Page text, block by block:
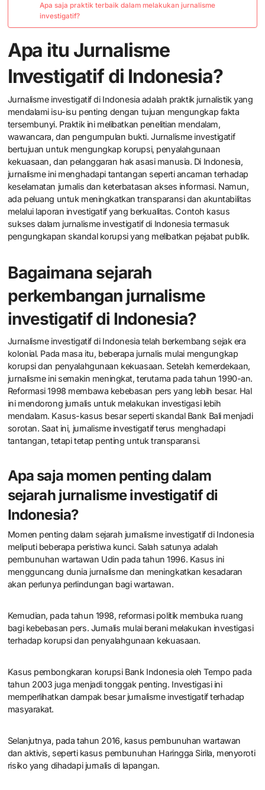
Apa saja praktik terbaik dalam melakukan jurnalisme
investigatif?
Apa itu Jurnalisme
Investigatif di Indonesia?
Jurnalisme investigatif di Indonesia adalah praktik jurnalistik yang
mendalami isu-isu penting dengan tujuan mengungkap fakta
tersembunyi. Praktik ini melibatkan penelitian mendalam,
wawancara, dan pengumpulan bukti. Jurnalisme investigatif
bertujuan untuk mengungkap korupsi, penyalahgunaan
kekuasaan, dan pelanggaran hak asasi manusia. Di Indonesia,
jurnalisme ini menghadapi tantangan seperti ancaman terhadap
keselamatan jurnalis dan keterbatasan akses informasi. Namun,
ada peluang untuk meningkatkan transparansi dan akuntabilitas
melalui laporan investigatif yang berkualitas. Contoh kasus
sukses dalam jurnalisme investigatif di Indonesia termasuk
pengungkapan skandal korupsi yang melibatkan pejabat publik.
Bagaimana sejarah
perkembangan jurnalisme
investigatif di Indonesia?
Jurnalisme investigatif di Indonesia telah berkembang sejak era
kolonial. Pada masa itu, beberapa jurnalis mulai mengungkap
korupsi dan penyalahgunaan kekuasaan. Setelah kemerdekaan,
jurnalisme ini semakin meningkat, terutama pada tahun 1990-an.
Reformasi 1998 membawa kebebasan pers yang lebih besar. Hal
ini mendorong jurnalis untuk melakukan investigasi lebih
mendalam. Kasus-kasus besar seperti skandal Bank Bali menjadi
sorotan. Saat ini, jurnalisme investigatif terus menghadapi
tantangan, tetapi tetap penting untuk transparansi.
Apa saja momen penting dalam
sejarah jurnalisme investigatif di
Indonesia?
Momen penting dalam sejarah jurnalisme investigatif di Indonesia
meliputi beberapa peristiwa kunci. Salah satunya adalah
pembunuhan wartawan Udin pada tahun 1996. Kasus ini
mengguncang dunia jurnalisme dan meningkatkan kesadaran
akan perlunya perlindungan bagi wartawan.
Kemudian, pada tahun 1998, reformasi politik membuka ruang
bagi kebebasan pers. Jurnalis mulai berani melakukan investigasi
terhadap korupsi dan penyalahgunaan kekuasaan.
Kasus pembongkaran korupsi Bank Indonesia oleh Tempo pada
tahun 2003 juga menjadi tonggak penting. Investigasi ini
memperlihatkan dampak besar jurnalisme investigatif terhadap
masyarakat.
Selanjutnya, pada tahun 2016, kasus pembunuhan wartawan
dan aktivis, seperti kasus pembunuhan Haringga Sirila, menyoroti
risiko yang dihadapi jurnalis di lapangan.